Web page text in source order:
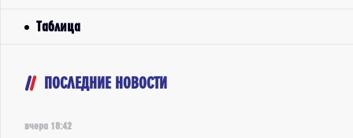
Таблица
ПОСЛЕДНИЕ НОВОСТИ
вчера 18:42